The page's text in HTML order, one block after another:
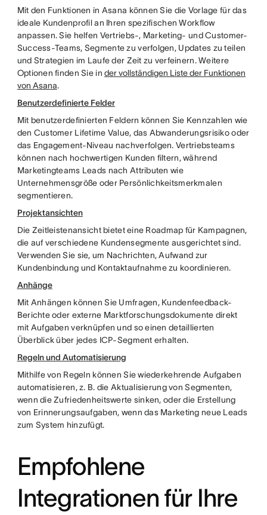
Mit den Funktionen in Asana können Sie die Vorlage für das
ideale Kundenprofil an Ihren spezifischen Workflow
anpassen. Sie helfen Vertriebs-, Marketing- und Customer-
Success-Teams, Segmente zu verfolgen, Updates zu teilen
und Strategien im Laufe der Zeit zu verfeinern. Weitere
Optionen finden Sie inder vollständigen Liste der Funktionen
von Asana.
Benutzerdefinierte Felder
Mit benutzerdefinierten Feldern können Sie Kennzahlen wie
den Customer Lifetime Value, das Abwanderungsrisiko oder
das Engagement-Niveau nachverfolgen. Vertriebsteams
können nach hochwertigen Kunden filtern, während
Marketingteams Leads nach Attributen wie
Unternehmensgröße oder Persönlichkeitsmerkmalen
segmentieren.
Projektansichten
Die Zeitleistenansicht bietet eine Roadmap für Kampagnen,
die auf verschiedene Kundensegmente ausgerichtet sind.
Verwenden Sie sie, um Nachrichten, Aufwand zur
Kundenbindung und Kontaktaufnahme zu koordinieren.
Anhänge
Mit Anhängen können Sie Umfragen, Kundenfeedback-
Berichte oder externe Marktforschungsdokumente direkt
mit Aufgaben verknüpfen und so einen detaillierten
Überblick über jedes ICP-Segment erhalten.
Regeln und Automatisierung
Mithilfe von Regeln können Sie wiederkehrende Aufgaben
automatisieren, z. B. die Aktualisierung von Segmenten,
wenn die Zufriedenheitswerte sinken, oder die Erstellung
von Erinnerungsaufgaben, wenn das Marketing neue Leads
zum System hinzufügt.
Empfohlene
Integrationen für Ihre